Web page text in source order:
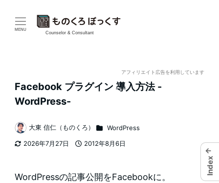
MENU
Counselor & Consultant
アフィリエイト広告を利用しています
Facebook プラグイン 導入方法 -
WordPress-
2026年7月27日
2012年8月6日
著
者
大東 信仁（ものくろ） カテゴリー
WordPress
WordPressの記事公開をFacebookに。
←
Index